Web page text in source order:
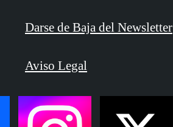
Darse de Baja del Newsletter
Aviso Legal